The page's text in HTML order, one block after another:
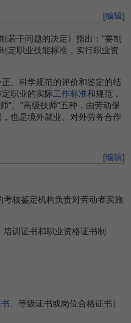
[编辑]
干问题的决定》指出："要制
定职业技能标准，实行职业资
、科学规范的评价和鉴定的结
职业的实际工作标准和规范，
"、"高级技师"五种，由劳动保
也是境外就业、对外劳务合作
[编辑]
考核鉴定机构负责对劳动者实施
训证书和职业资格证书制
、等级证书或岗位合格证书）